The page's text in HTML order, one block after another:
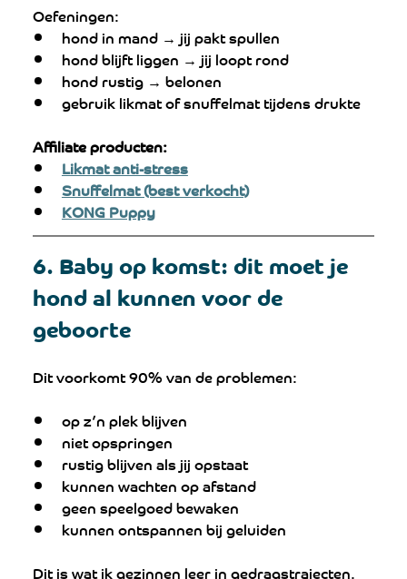
Oefeningen:
hond in mand → jij pakt spullen
hond blijft liggen → jij loopt rond
hond rustig → belonen
gebruik likmat of snuffelmat tijdens drukte
Affiliate producten:
Likmat anti-stress
Snuffelmat (best verkocht)
KONG Puppy
6. Baby op komst: dit moet je
hond al kunnen voor de
geboorte
Dit voorkomt 90% van de problemen:
op z’n plek blijven
niet opspringen
rustig blijven als jij opstaat
kunnen wachten op afstand
geen speelgoed bewaken
kunnen ontspannen bij geluiden
Dit is wat ik gezinnen leer in gedragstrajecten.